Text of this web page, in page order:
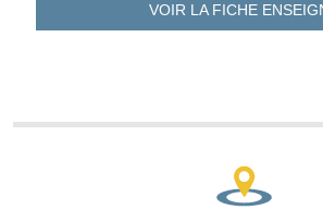
VOIR LA FICHE